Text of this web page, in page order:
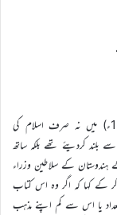
حضرت مرزا صاحب نے اپنی تصنیف براہین احمدیہ (1880ء) میں نہ صرف اسلام کی
کردیئے تھے بلکہ ساتھ
ہندوستان کے سلاطین وزراء
کے کہا کہ اگر وہ اس کتاب
یا اس سے کم اپنے مذہب